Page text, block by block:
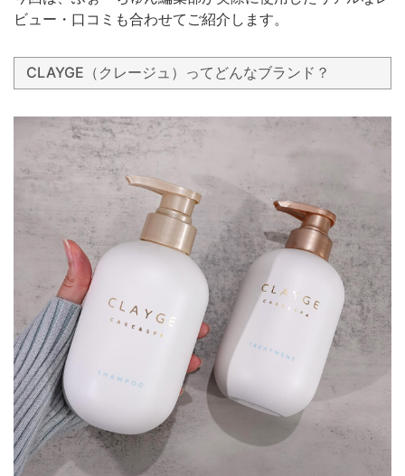
ビュー・口コミも合わせてご紹介します。
CLAYGE（クレージュ）ってどんなブランド？